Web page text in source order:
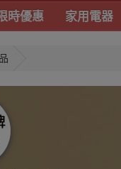
時優惠 家用電器